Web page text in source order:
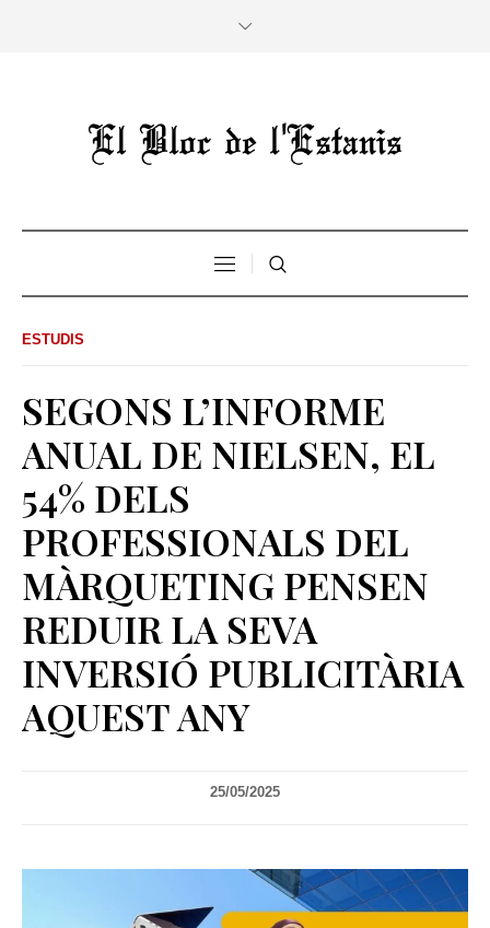
ESTUDIS
SEGONS L’INFORME
ANUAL DE NIELSEN, EL
54% DELS
PROFESSIONALS DEL
MÀRQUETING PENSEN
REDUIR LA SEVA
INVERSIÓ PUBLICITÀRIA
AQUEST ANY
25/05/2025